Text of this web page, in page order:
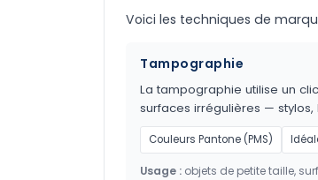
Voici les techniques de
Tampographie
La tampographie utilise un
surfaces irrégulières —
Couleurs Pantone (PMS)
Usage : objets de petite taille,